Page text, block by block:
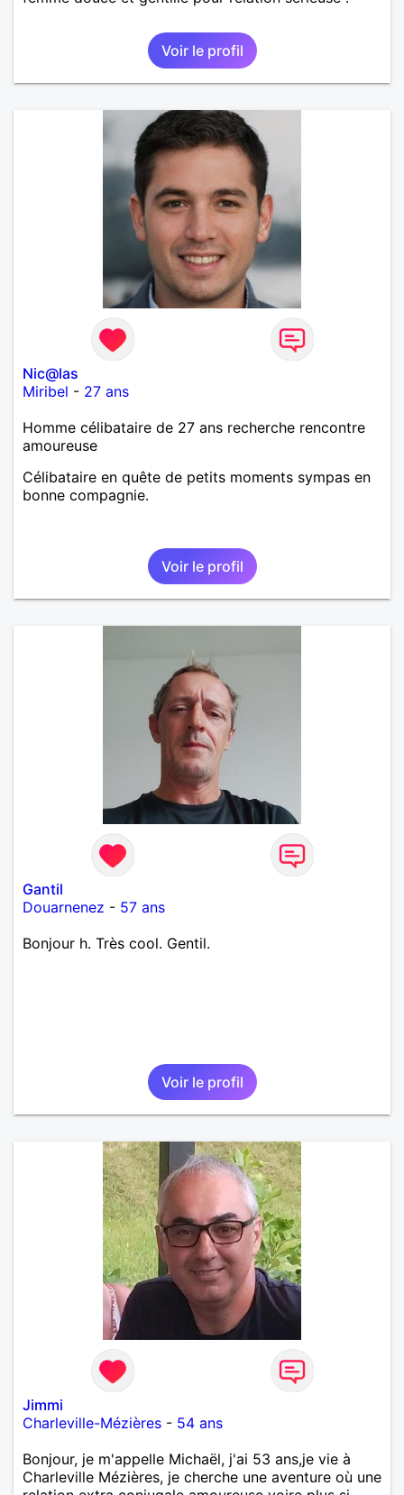
Voir le profil
Nic@las
Miribel - 27 ans
Homme célibataire de 27 ans recherche rencontre
amoureuse
Célibataire en quête de petits moments sympas en
bonne compagnie.
Voir le profil
Gantil
Douarnenez - 57 ans
Bonjour h. Très cool. Gentil.
Voir le profil
Jimmi
Charleville-Mézières - 54 ans
Bonjour, je m'appelle Michaël, j'ai 53 ans,je vie à
Charleville Mézières, je cherche une aventure où une